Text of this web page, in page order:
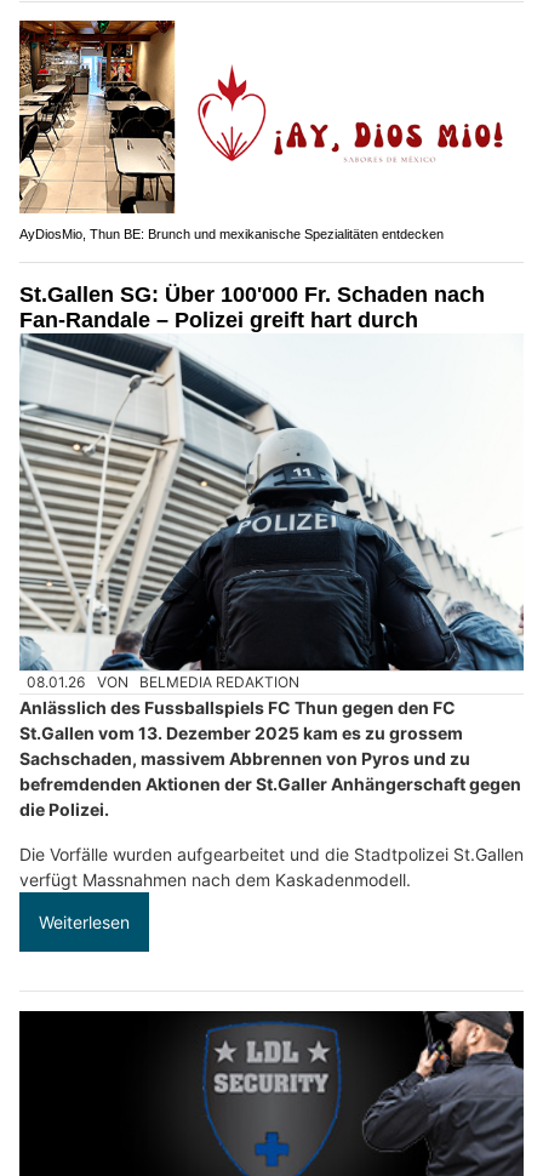
AyDiosMio, Thun BE: Brunch und mexikanische Spezialitäten entdecken
St.Gallen SG: Über 100'000 Fr. Schaden nach
Fan-Randale – Polizei greift hart durch
08.01.26 VON BELMEDIA REDAKTION
Anlässlich des Fussballspiels FC Thun gegen den FC
St.Gallen vom 13. Dezember 2025 kam es zu grossem
Sachschaden, massivem Abbrennen von Pyros und zu
befremdenden Aktionen der St.Galler Anhängerschaft gegen
die Polizei.
Die Vorfälle wurden aufgearbeitet und die Stadtpolizei St.Gallen
verfügt Massnahmen nach dem Kaskadenmodell.
Weiterlesen